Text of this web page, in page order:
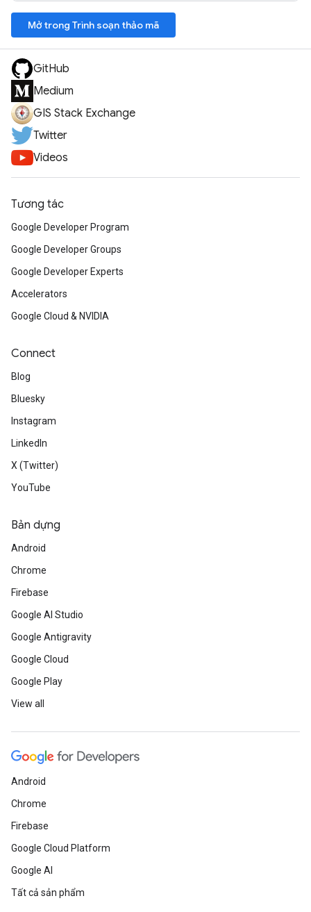
Mở trong Trình soạn thảo mã
GitHub
Medium
GIS Stack Exchange
Twitter
Videos
Tương tác
Google Developer Program
Google Developer Groups
Google Developer Experts
Accelerators
Google Cloud & NVIDIA
Connect
Blog
Bluesky
Instagram
LinkedIn
X (Twitter)
YouTube
Bản dựng
Android
Chrome
Firebase
Google AI Studio
Google Antigravity
Google Cloud
Google Play
View all
Android
Chrome
Firebase
Google Cloud Platform
Google AI
Tất cả sản phẩm